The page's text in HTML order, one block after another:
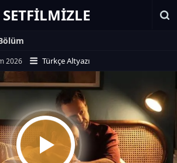
SETFILMIZLE
2026 Türkçe Altyazı